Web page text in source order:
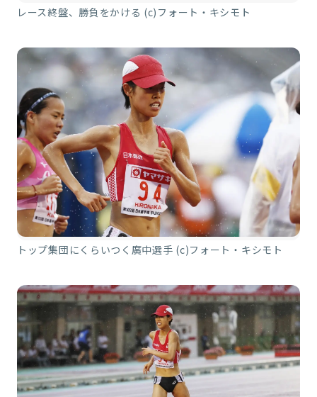
レース終盤、勝負をかける (c)フォート・キシモト
トップ集団にくらいつく廣中選手 (c)フォート・キシモト